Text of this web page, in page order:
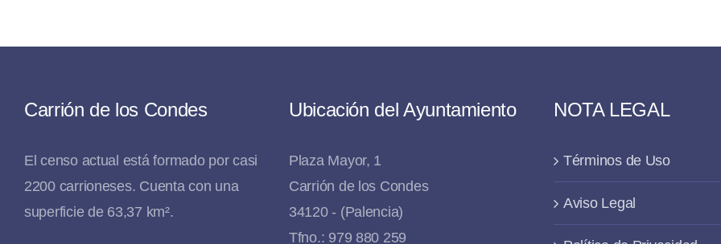
Carrión de los Condes
El censo actual está formado por casi
2200 carrioneses. Cuenta con una
superficie de 63,37 km².
Ubicación del Ayuntamiento
Plaza Mayor, 1
Carrión de los Condes
34120 - (Palencia)
Tfno.: 979 880 259
NOTA LEGAL
Términos de Uso
Aviso Legal